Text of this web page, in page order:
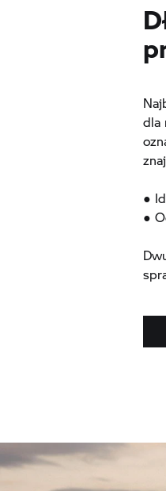
dla
●
●